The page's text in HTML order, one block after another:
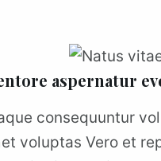
aspernatur
consequuntur
voluptas Vero et